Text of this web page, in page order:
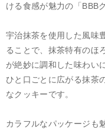
ける食感が魅力の「BBB
宇治抹茶を使用した風味
ることで、抹茶特有のほ
が絶妙に調和した味わい
ひと口ごとに広がる抹茶
なクッキーです。
カラフルなパッケージも